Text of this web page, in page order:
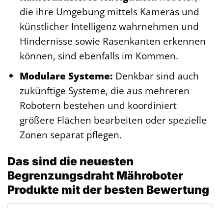
die ihre Umgebung mittels Kameras und
künstlicher Intelligenz wahrnehmen und
Hindernisse sowie Rasenkanten erkennen
können, sind ebenfalls im Kommen.
Modulare Systeme: Denkbar sind auch
zukünftige Systeme, die aus mehreren
Robotern bestehen und koordiniert
größere Flächen bearbeiten oder spezielle
Zonen separat pflegen.
Das sind die neuesten
Begrenzungsdraht Mähroboter
Produkte mit der besten Bewertung